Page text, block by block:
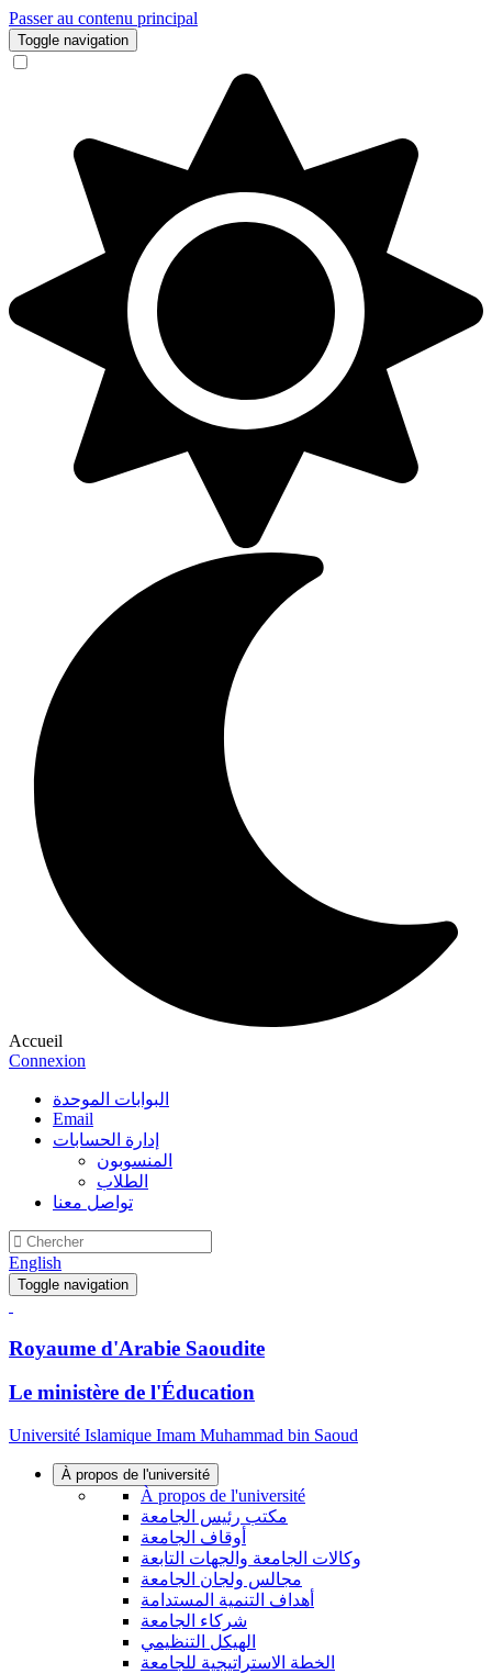
Passer au contenu principal
Toggle navigation
Accueil
Connexion
البوابات الموحدة
Email
إدارة الحسابات
المنسوبون
الطلاب
تواصل معنا
English
Toggle navigation
Royaume d'Arabie Saoudite
Le ministère de l'Éducation
Université Islamique Imam Muhammad bin Saoud
À propos de l'université
À propos de l'université
مكتب رئيس الجامعة
أوقاف الجامعة
وكالات الجامعة والجهات التابعة
مجالس ولجان الجامعة
أهداف التنمية المستدامة
شركاء الجامعة
الهيكل التنظيمي
الخطة الاستراتيجية للجامعة